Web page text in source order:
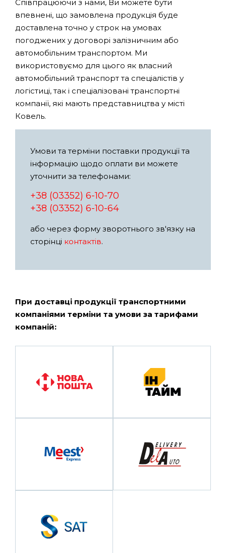
Співпрацюючи з нами, Ви можете бути
впевнені, що замовлена продукція буде
доставлена точно у строк на умовах
погоджених у договорі залізничним або
автомобільним транспортом. Ми
використовуємо для цього як власний
автомобільний транспорт та спеціалістів у
логістиці, так і спеціалізовані транспортні
компанії, які мають представництва у місті
Ковель.
Умови та терміни поставки продукції та
інформацію щодо оплати ви можете
уточнити за телефонами:
+38 (03352) 6-10-70
+38 (03352) 6-10-64
або через форму зворотнього зв'язку на
сторінці контактів.
При доставці продукції транспортними
компаніями терміни та умови за тарифами
компаній: